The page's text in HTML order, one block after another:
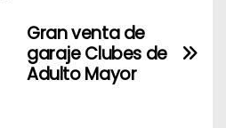
Gran venta de
garaje Clubes de
Adulto Mayor